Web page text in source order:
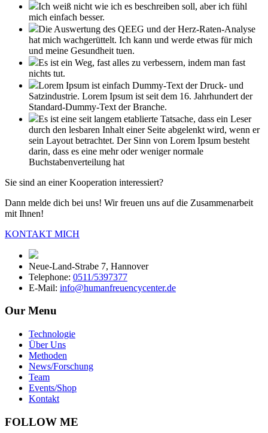
Ich weiß nicht wie ich es beschreiben soll, aber ich fühl
mich einfach besser.
Die Auswertung des QEEG und der Herz-Raten-Analyse
hat mich wachgerüttelt. Ich kann und werde etwas für mich
und meine Gesundheit tuen.
Es ist ein Weg, fast alles zu verbessern, indem man fast
nichts tut.
Lorem Ipsum ist einfach Dummy-Text der Druck- und
Satzindustrie. Lorem Ipsum ist seit dem 16. Jahrhundert der
Standard-Dummy-Text der Branche.
Es ist eine seit langem etablierte Tatsache, dass ein Leser
durch den lesbaren Inhalt einer Seite abgelenkt wird, wenn er
sein Layout betrachtet. Der Sinn von Lorem Ipsum besteht
darin, dass es eine mehr oder weniger normale
Buchstabenverteilung hat
Sie sind an einer Kooperation interessiert?
Dann melde dich bei uns! Wir freuen uns auf die Zusammenarbeit
mit Ihnen!
KONTAKT MICH
Neue-Land-Strabe 7, Hannover
Telephone: 0511/5397377
E-Mail: info@humanfreuencycenter.de
Our Menu
Technologie
Über Uns
Methoden
News/Forschung
Team
Events/Shop
Kontakt
FOLLOW ME